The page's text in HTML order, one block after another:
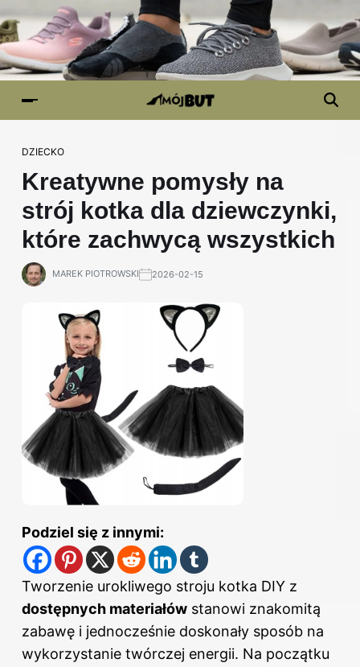
DZIECKO
Kreatywne pomysły na
strój kotka dla dziewczynki,
które zachwycą wszystkich
MAREK PIOTROWSKI 2026-02-15
Podziel się z innymi:
Tworzenie urokliwego stroju kotka DIY z
dostępnych materiałów stanowi znakomitą
zabawę i jednocześnie doskonały sposób na
wykorzystanie twórczej energii. Na początku